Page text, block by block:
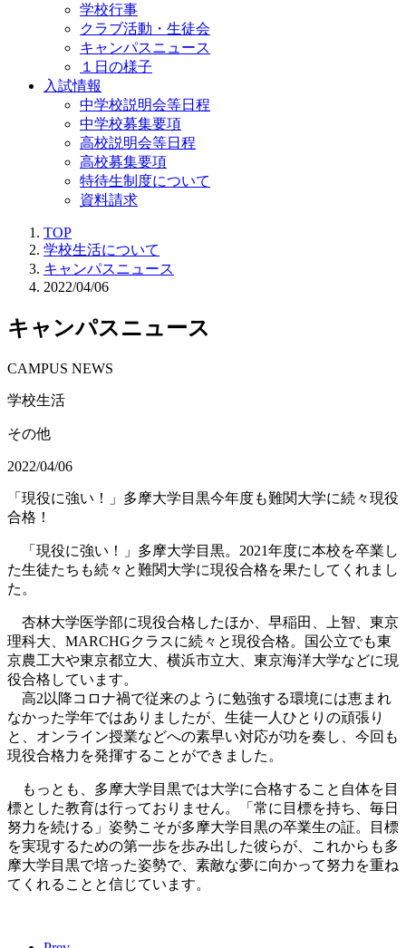
学校行事
クラブ活動・生徒会
キャンパスニュース
１日の様子
入試情報
中学校説明会等日程
中学校募集要項
高校説明会等日程
高校募集要項
特待生制度について
資料請求
TOP
学校生活について
キャンパスニュース
2022/04/06
キャンパスニュース
CAMPUS NEWS
学校生活
その他
2022/04/06
「現役に強い！」多摩大学目黒今年度も難関大学に続々現役
合格！
「現役に強い！」多摩大学目黒。2021年度に本校を卒業し
た生徒たちも続々と難関大学に現役合格を果たしてくれまし
た。
杏林大学医学部に現役合格したほか、早稲田、上智、東京
理科大、MARCHGクラスに続々と現役合格。国公立でも東
京農工大や東京都立大、横浜市立大、東京海洋大学などに現
役合格しています。
高2以降コロナ禍で従来のように勉強する環境には恵まれ
なかった学年ではありましたが、生徒一人ひとりの頑張り
と、オンライン授業などへの素早い対応が功を奏し、今回も
現役合格力を発揮することができました。
もっとも、多摩大学目黒では大学に合格すること自体を目
標とした教育は行っておりません。「常に目標を持ち、毎日
努力を続ける」姿勢こそが多摩大学目黒の卒業生の証。目標
を実現するための第一歩を歩み出した彼らが、これからも多
摩大学目黒で培った姿勢で、素敵な夢に向かって努力を重ね
てくれることと信じています。